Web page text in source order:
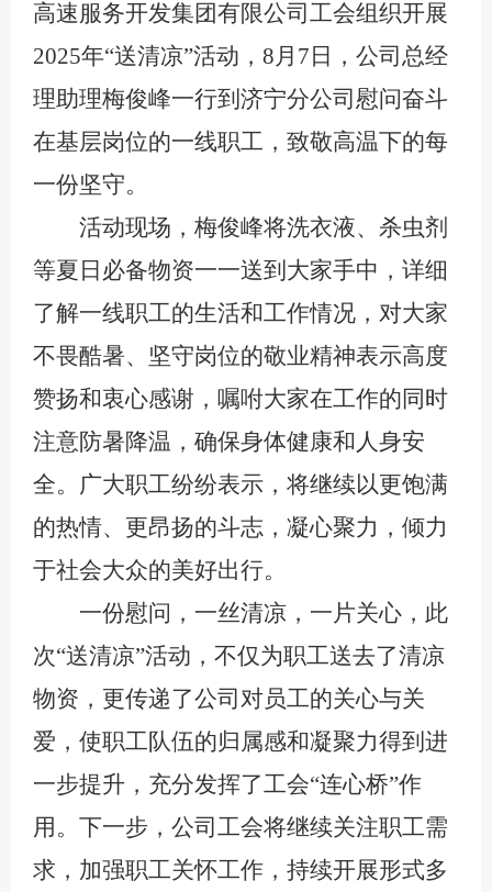
高速服务开发集团有限公司工会组织开展
2025年“送清凉”活动 ， 8月 7 日， 公司总经
理助理梅俊峰一行到济宁分公司慰问奋斗
在基层岗位的一线职工，致敬高温下的每
一份坚守。
活动现场， 梅俊峰将洗衣液、杀虫剂
等夏日必备物资一一送到 大家手中，详细
了解一线职工的生活和工作情况，对大家
不畏酷暑、坚守岗位的敬业精神表示高度
赞扬和衷心感谢，嘱咐大家在工作的同时
注意防暑降温，确保身体健康和人身安
全。 广大职工纷纷表示，将继续以更饱满
的热情、更昂扬的斗志，凝心聚力，倾力
于社会大众的美好出行。
一份慰问，一丝清凉，一片关心，此
次“送清凉”活动，不仅为职工送去了清凉
物资，更传递了公司对员工的关心与关
爱， 使职工队伍的归属感和凝聚力得到进
一步提升，充分发挥了工会“连心桥”作
用。下一步，公司工会将继续关注职工需
求，加强职工关怀工作，持续开展形式多